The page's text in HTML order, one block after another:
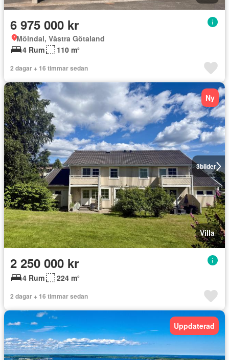
6 975 000 kr
Mölndal, Västra Götaland
4 Rum
110 m²
2 dagar + 16 timmar sedan
3bilder
Ny
Villa
2 250 000 kr
4 Rum 224 m²
2 dagar + 16 timmar sedan
Uppdaterad